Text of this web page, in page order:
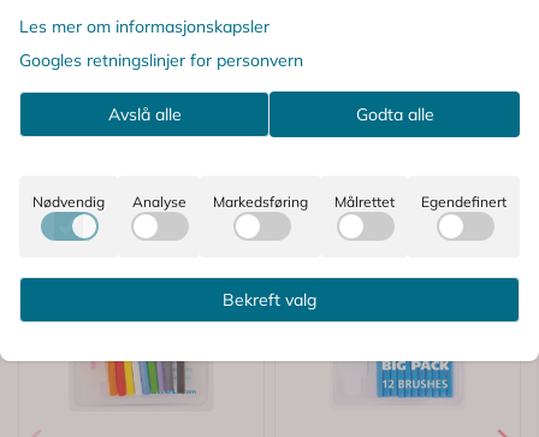
Les mer om informasjonskapsler
Googles retningslinjer for personvern
Avslå alle Godta alle
Nødvendig Analyse Markedsføring Målrettet Egendefinert
Bekreft valg